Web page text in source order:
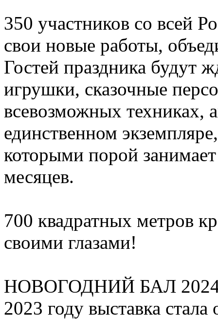
350 участников со всей
свои новые работы,
Гостей праздника будут
игрушки, сказочные
всевозможных техниках,
единственном
которыми порой
месяцев.
700 квадратных метров
своими глазами!
НОВОГОДНИЙ БАЛ 2024
2023 году выставка